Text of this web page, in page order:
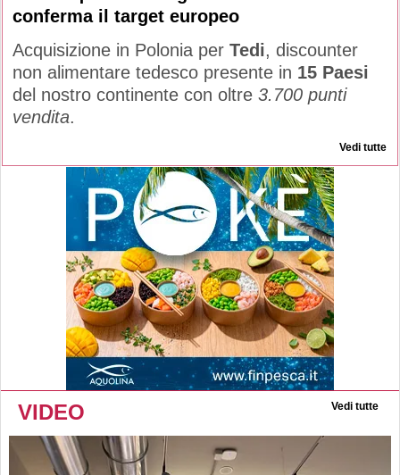
conferma il target europeo
Acquisizione in Polonia per Tedi, discounter
non alimentare tedesco presente in 15 Paesi
del nostro continente con oltre 3.700 punti
vendita.
Vedi tutte
VIDEO Vedi tutte